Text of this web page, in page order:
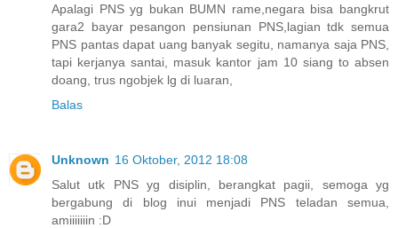
Apalagi PNS yg bukan BUMN rame,negara bisa bangkrut
gara2 bayar pesangon pensiunan PNS,lagian tdk semua
PNS pantas dapat uang banyak segitu, namanya saja PNS,
tapi kerjanya santai, masuk kantor jam 10 siang to absen
doang, trus ngobjek lg di luaran,
Balas
Unknown 16 Oktober, 2012 18:08
Salut utk PNS yg disiplin, berangkat pagii, semoga yg
bergabung di blog inui menjadi PNS teladan semua,
amiiiiiiin :D